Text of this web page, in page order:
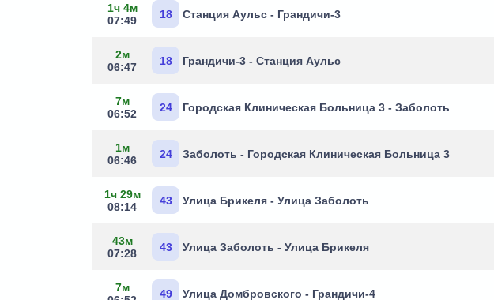
1ч 4м
07:49
18 Станция Аульс - Грандичи-3
2м
06:47
18 Грандичи-3 - Станция Аульс
7м
06:52
24 Городская Клиническая Больница 3 - Заболоть
1м
06:46
24 Заболоть - Городская Клиническая Больница 3
1ч 29м
08:14
43 Улица Брикеля - Улица Заболоть
43м
07:28
43 Улица Заболоть - Улица Брикеля
7м
49 Улица Домбровского - Грандичи-4